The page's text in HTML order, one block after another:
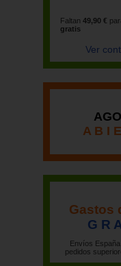
Faltan 49,90 €
gratis
Ver
A B I
Gastos
G R
Envíos
pedidos